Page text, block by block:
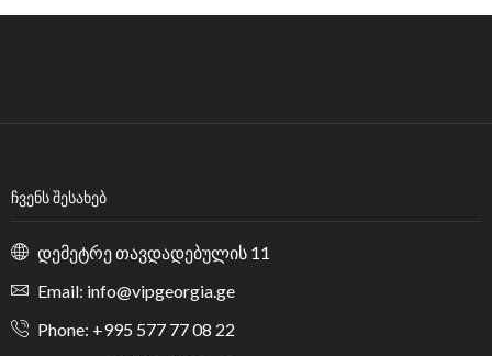
ᲩᲕᲔᲜᲡ ᲨᲔᲡᲐᲮᲔᲑ
დემეტრე თავდადებულის 11
Email: info@vipgeorgia.ge
Phone: +995 577 77 08 22